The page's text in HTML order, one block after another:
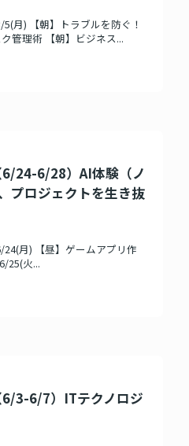
月) 【朝】トラブルを防ぐ！
管理術 【朝】ビジネス...
24-6/28）AI体験（ノ
プロジェクトを生き抜
月) 【昼】ゲームアプリ作
25(火...
3-6/7）ITテクノロジ